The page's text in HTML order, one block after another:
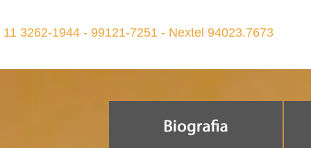
11 3262-1944 - 99121-7251 - Nextel 94023.7673